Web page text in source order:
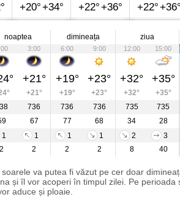
+20°+34° +22°+36° +22°+36°
noaptea dimineața ziua
3:00 6:00 9:00 12:00 15:00
+21° +19° +23° +32° +35°
+21° +19° +23° +32° +35°
736 736 736 735 735
67 77 68 34 28
1
1 1 1 2 3
2
2 2 2 8 40
soarele va putea fi văzut pe cer doar
și îl vor acoperi în timpul zilei. Pe perioada
aduce și ploaie.